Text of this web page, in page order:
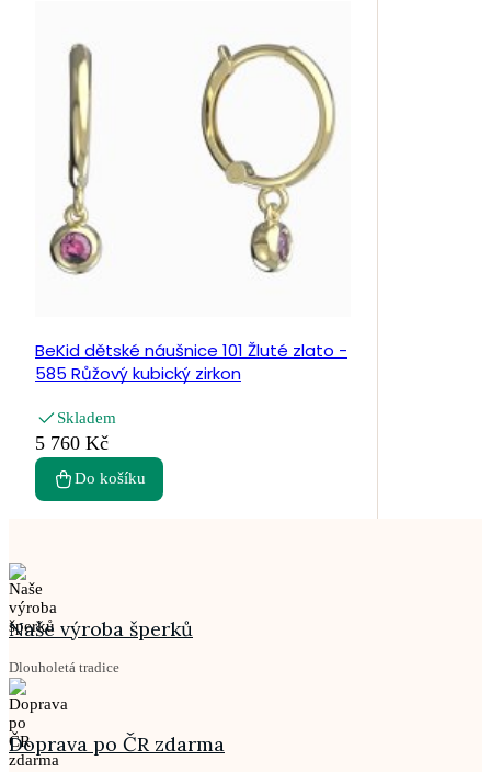
BeKid dětské náušnice 101 Žluté zlato -
585 Růžový kubický zirkon
Skladem
5 760 Kč
Do košíku
Naše výroba šperků
Dlouholetá tradice
Doprava po ČR zdarma